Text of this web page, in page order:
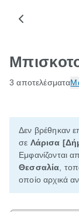
3 αποτελέσματα
Δεν βρέθηκαν
σε Λάρισα
Εμφανίζονται
Θεσσαλία ,
οποίο αρχικά